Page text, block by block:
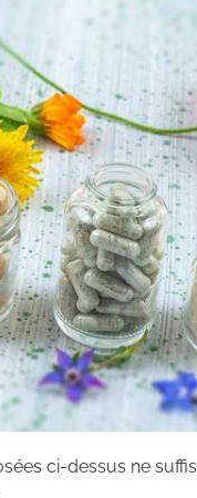
ci-dessus ne